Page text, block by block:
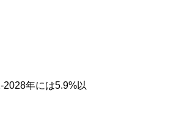
年には5.9%以